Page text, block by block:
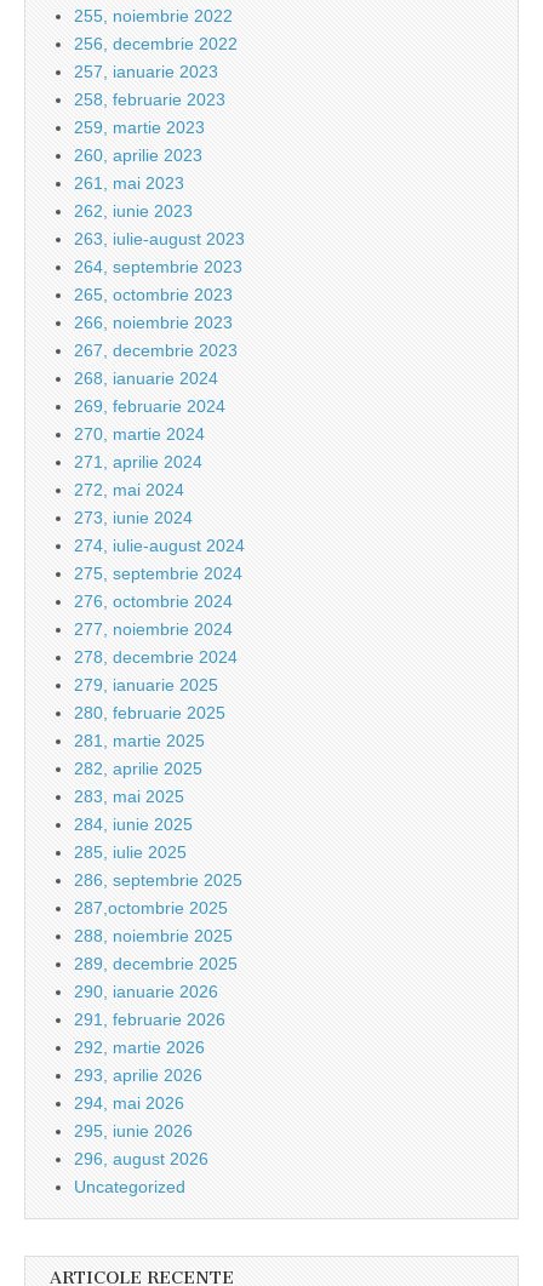
255, noiembrie 2022
256, decembrie 2022
257, ianuarie 2023
258, februarie 2023
259, martie 2023
260, aprilie 2023
261, mai 2023
262, iunie 2023
263, iulie-august 2023
264, septembrie 2023
265, octombrie 2023
266, noiembrie 2023
267, decembrie 2023
268, ianuarie 2024
269, februarie 2024
270, martie 2024
271, aprilie 2024
272, mai 2024
273, iunie 2024
274, iulie-august 2024
275, septembrie 2024
276, octombrie 2024
277, noiembrie 2024
278, decembrie 2024
279, ianuarie 2025
280, februarie 2025
281, martie 2025
282, aprilie 2025
283, mai 2025
284, iunie 2025
285, iulie 2025
286, septembrie 2025
287,octombrie 2025
288, noiembrie 2025
289, decembrie 2025
290, ianuarie 2026
291, februarie 2026
292, martie 2026
293, aprilie 2026
294, mai 2026
295, iunie 2026
296, august 2026
Uncategorized
ARTICOLE RECENTE